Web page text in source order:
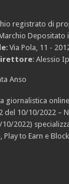
registrato di
Depositato
: Via Pola, 11 -
: Alessio
Anso
giornalistica
10/10/2022 –
2022)
Play to Earn e